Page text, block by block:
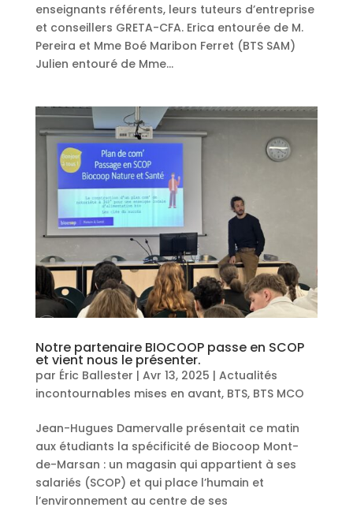
enseignants référents, leurs tuteurs d’entreprise
et conseillers GRETA-CFA. Erica entourée de M.
Pereira et Mme Boé Maribon Ferret (BTS SAM)
Julien entouré de Mme...
Notre partenaire BIOCOOP passe en SCOP
et vient nous le présenter.
par Éric Ballester | Avr 13, 2025 | Actualités
incontournables mises en avant, BTS, BTS MCO
Jean-Hugues Damervalle présentait ce matin
aux étudiants la spécificité de Biocoop Mont-
de-Marsan : un magasin qui appartient à ses
salariés (SCOP) et qui place l’humain et
l’environnement au centre de ses